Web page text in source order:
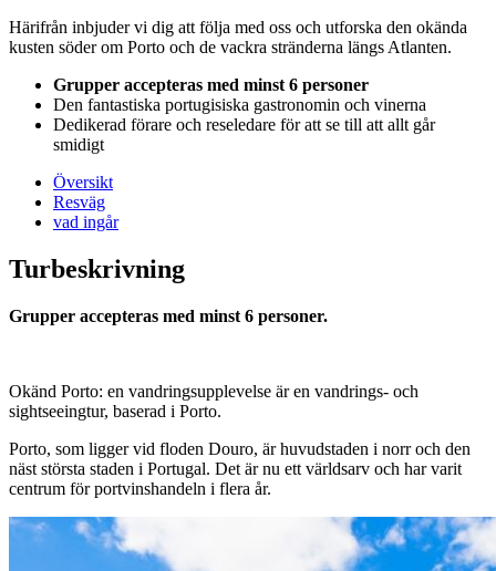
Härifrån inbjuder vi dig att följa med oss och utforska den okända
kusten söder om Porto och de vackra stränderna längs Atlanten.
Grupper accepteras med minst 6 personer
Den fantastiska portugisiska gastronomin och vinerna
Dedikerad förare och reseledare för att se till att allt går
smidigt
Översikt
Resväg
vad ingår
Turbeskrivning
Grupper accepteras med minst 6 personer.
Okänd Porto: en vandringsupplevelse är en vandrings- och
sightseeingtur, baserad i Porto.
Porto, som ligger vid floden Douro, är huvudstaden i norr och den
näst största staden i Portugal. Det är nu ett världsarv och har varit
centrum för portvinshandeln i flera år.